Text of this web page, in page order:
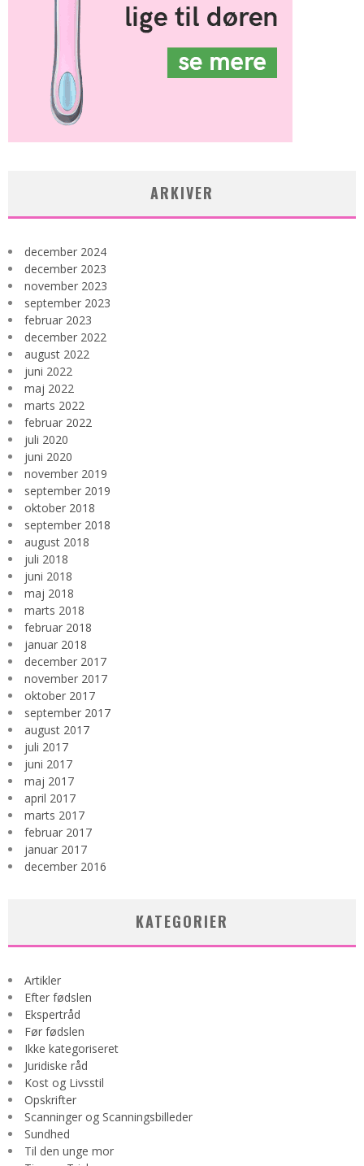
ARKIVER
december 2024
december 2023
november 2023
september 2023
februar 2023
december 2022
august 2022
juni 2022
maj 2022
marts 2022
februar 2022
juli 2020
juni 2020
november 2019
september 2019
oktober 2018
september 2018
august 2018
juli 2018
juni 2018
maj 2018
marts 2018
februar 2018
januar 2018
december 2017
november 2017
oktober 2017
september 2017
august 2017
juli 2017
juni 2017
maj 2017
april 2017
marts 2017
februar 2017
januar 2017
december 2016
KATEGORIER
Artikler
Efter fødslen
Ekspertråd
Før fødslen
Ikke kategoriseret
Juridiske råd
Kost og Livsstil
Opskrifter
Scanninger og Scanningsbilleder
Sundhed
Til den unge mor